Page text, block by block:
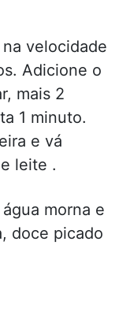
velocidade
Adicione o
mais 2
1 minuto.
e vá
leite .
morna e
doce picado